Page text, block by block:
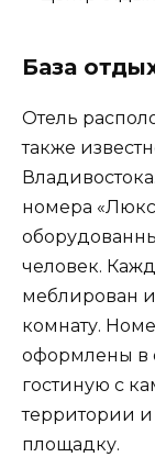
База
Отель
также
номера
человек.
меблирован
комнату.
оформлены в
гостиную с
территории
площадку.